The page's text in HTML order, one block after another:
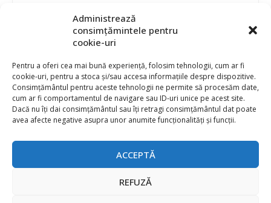
Administrează
consimțămintele pentru
cookie-uri
Pentru a oferi cea mai bună experiență, folosim tehnologii, cum ar fi
cookie-uri, pentru a stoca și/sau accesa informațiile despre dispozitive.
Consimțământul pentru aceste tehnologii ne permite să procesăm date,
cum ar fi comportamentul de navigare sau ID-uri unice pe acest site.
Dacă nu îți dai consimțământul sau îți retragi consimțământul dat poate
avea afecte negative asupra unor anumite funcționalități și funcții.
ACCEPTĂ
REFUZĂ
Analog Devices
Anritsu Corporation
Ansys
APS
Arduino
Arm
Asentics
ATEN International
Contact
Publicitate
Abonament la revista “Electronica Azi”